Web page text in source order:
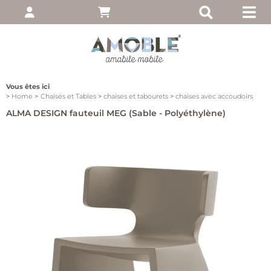
Vous êtes ici
Home
Chaises et Tables chaises et tabourets chaises avec accoudoirs
ALMA DESIGN fauteuil MEG (Sable - Polyéthylène)